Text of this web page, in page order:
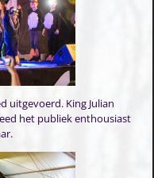
uitgevoerd. King Julian
het publiek enthousiast